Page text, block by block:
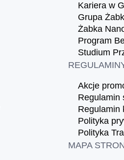
Kariera w
Grupa
Żabka
Program
Studium
Akcje
Regulamin
Regulamin
Polityka
Polityka
MAPA